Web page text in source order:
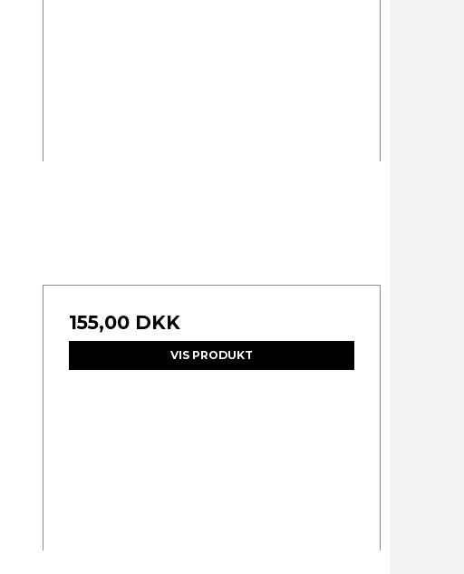
155,00 DKK
VIS PRODUKT